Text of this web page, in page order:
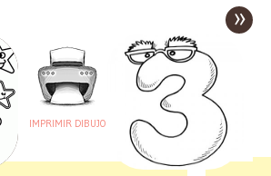
IMPRIMIR DIBUJO
»